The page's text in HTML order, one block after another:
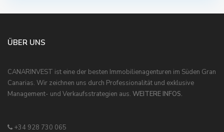
ÜBER UNS
CANARINVEST ist eine der besten Immobilienagenturen im Süden Gran
Canarias. Wir zeichnen uns durch Professionalität und exklusive
Management- und Verkaufsstrategien aus. WEITERE INFOS.
+34 928 730 065